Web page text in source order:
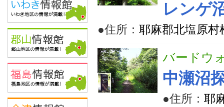
レンゲ
●住所： 耶麻郡北塩原村
バードウ
中瀬沼
●住所： 耶